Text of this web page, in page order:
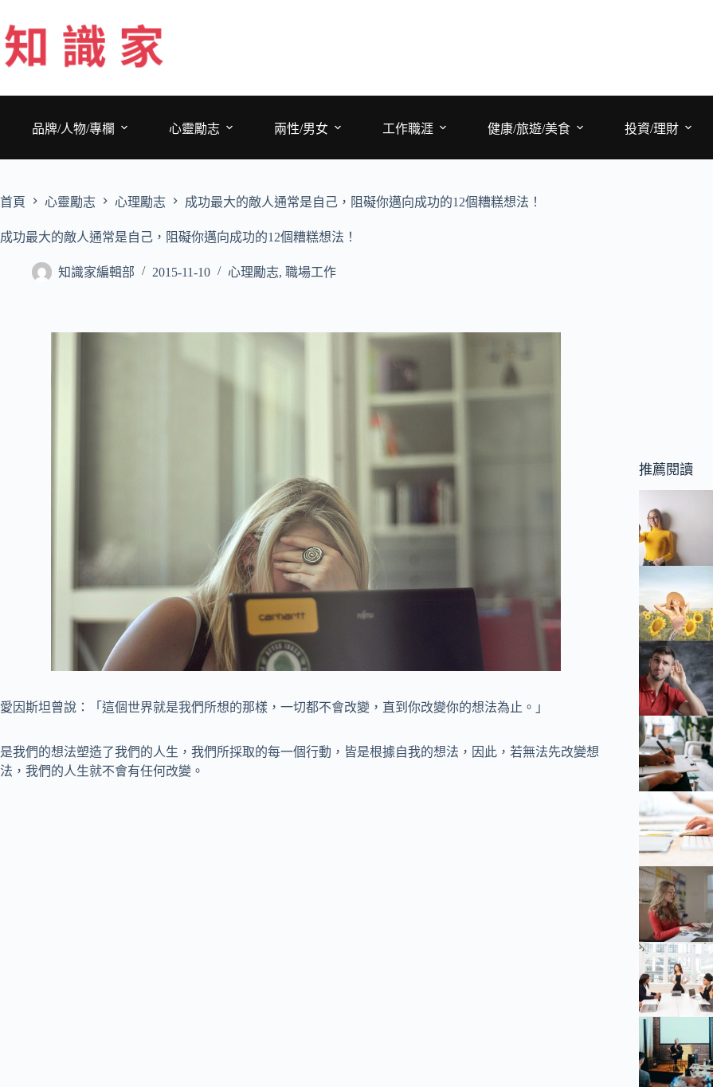
至
主
要
品牌/人物/專欄
心靈勵志 兩性/男女 工作職涯 健康/旅遊/美食 投資/理財
首頁 心靈勵志 心理勵志 成功最大的敵人通常是自己，阻礙你邁向成功的12個糟糕想法！
成功最大的敵人通常是自己，阻礙你邁向成功的12個糟糕想法！
知識家編輯部 2015-11-10 心理勵志, 職場工作
愛因斯坦曾說：「這個世界就是我們所想的那樣，一切都不會改變，直到你改變你的想法為止。」
是我們的想法塑造了我們的人生，我們所採取的每一個行動，皆是根據自我的想法，因此，若無法先改變想
法，我們的人生就不會有任何改變。
推薦閱讀